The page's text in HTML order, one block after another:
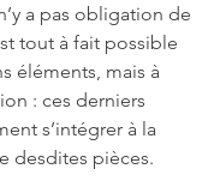
a pas obligation de
tout à fait possible
éléments, mais à
: ces derniers
s’intégrer à la
desdites pièces.